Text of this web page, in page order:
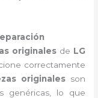
originales de LG
correctamente
originales son
genéricas, lo que